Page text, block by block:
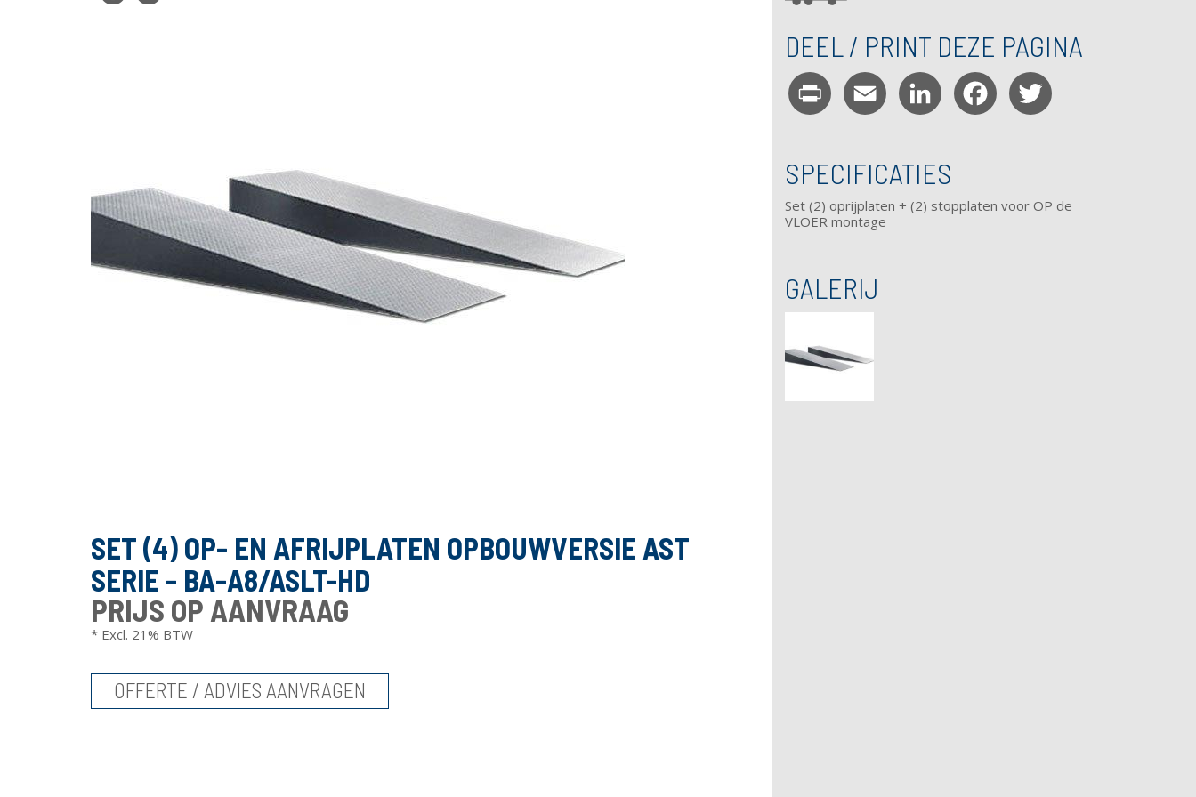
SET (4) OP- EN AFRIJPLATEN OPBOUWVERSIE AST
SERIE - BA-A8/ASLT-HD
PRIJS OP AANVRAAG
* Excl. 21% BTW
OFFERTE / ADVIES AANVRAGEN
DEEL / PRINT DEZE PAGINA
Print Email LinkedInFacebook
SPECIFICATIES
Set (2) oprijplaten + (2) stopplaten voor OP de
VLOER montage
GALERIJ